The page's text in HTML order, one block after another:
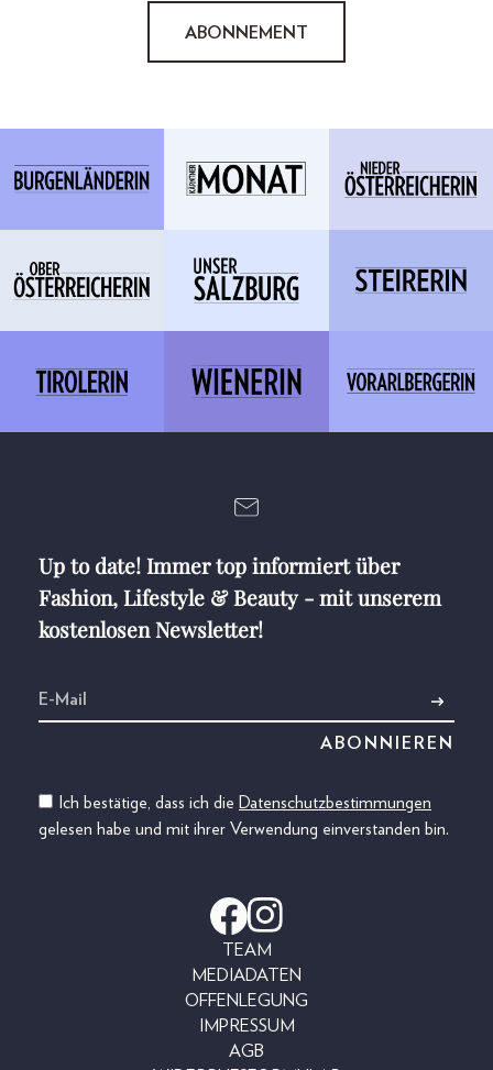
ABONNEMENT
Up to date! Immer top informiert über
Fashion, Lifestyle & Beauty - mit unserem
kostenlosen Newsletter!
Ich bestätige, dass ich die Datenschutzbestimmungen
gelesen habe und mit ihrer Verwendung einverstanden bin.
TEAM
MEDIADATEN
OFFENLEGUNG
IMPRESSUM
AGB